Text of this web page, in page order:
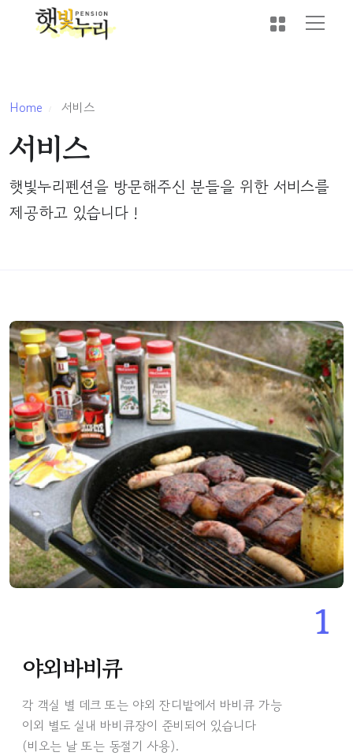
Home 서비스
서비스
햇빛누리펜션을 방문해주신 분들을 위한 서비스를
제공하고 있습니다 !
1
야외바비큐
각 객실 별 데크 또는 야외 잔디밭에서 바비큐 가능
이외 별도 실내 바비큐장이 준비되어 있습니다
(비오는 날 또는 동절기 사용).